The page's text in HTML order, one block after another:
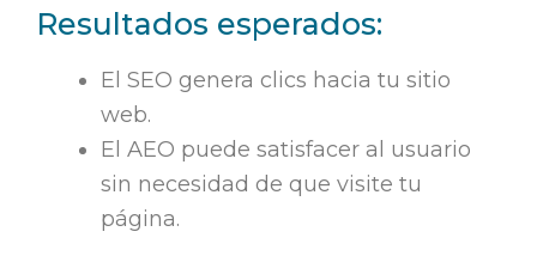
Resultados esperados:
El SEO genera clics hacia tu sitio
web.
El AEO puede satisfacer al usuario
sin necesidad de que visite tu
página.